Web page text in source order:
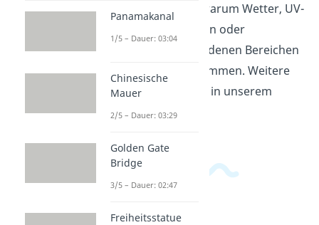
kennen. So wird klar, warum Wetter, UV-
Schutz, Sternschnuppen oder
Polarlichter in verschiedenen Bereichen
der Atmosphäre vorkommen. Weitere
Videos dazu findest du in unserem
Erdkundebereich
Panamakanal
1/5 – Dauer: 03:04
Chinesische
Mauer
2/5 – Dauer: 03:29
Golden Gate
Bridge
3/5 – Dauer: 02:47
Freiheitsstatue